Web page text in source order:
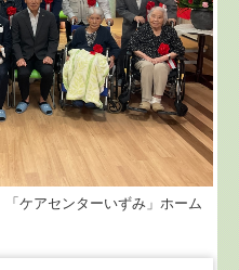
ケアセンターいずみ」ホーム